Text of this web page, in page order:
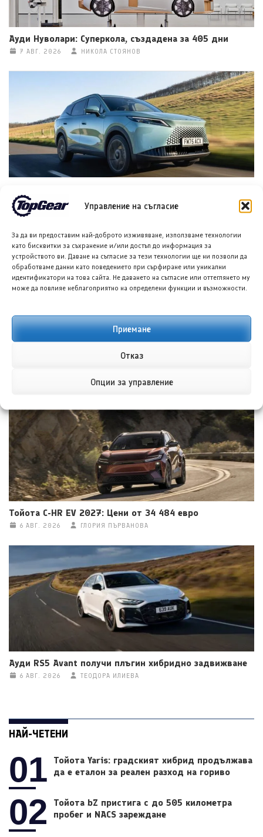
Управление на съгласие
За да ви предоставим най-доброто изживяване, използваме технологии
като бисквитки за съхранение и/или достъп до информация за
устройството ви. Даване на съгласие за тези технологии ще ни позволи да
обработваме данни като поведението при сърфиране или уникални
идентификатори на това сайта. Не даването на съгласие или оттеглянето му
може да повлияе неблагоприятно на определени функции и възможности.
Приемане
Отказ
Опции за управление
Ауди Нуволари: Суперкола, създадена за 405 дни
7 АВГ. 2026 НИКОЛА СТОЯНОВ
оборудване
7 АВГ. 2026 ТЕОДОРА ИЛИЕВА
Ауди RS 5 PHEV ще направи премиера в Power Plant
Тойота C-HR EV 2027: Цени от 34 484 евро
6 АВГ. 2026 ГЛОРИЯ ПЪРВАНОВА
Ауди RS5 Avant получи плъгин хибридно задвижване
6 АВГ. 2026 ТЕОДОРА ИЛИЕВА
НАЙ-ЧЕТЕНИ
01
Тойота Yaris: градският хибрид продължава
да е еталон за реален разход на гориво
02
Тойота bZ пристига с до 505 километра
пробег и NACS зареждане